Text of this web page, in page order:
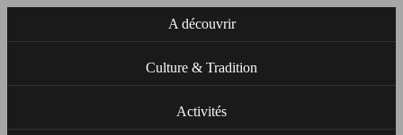
A découvrir
Culture & Tradition
Activités